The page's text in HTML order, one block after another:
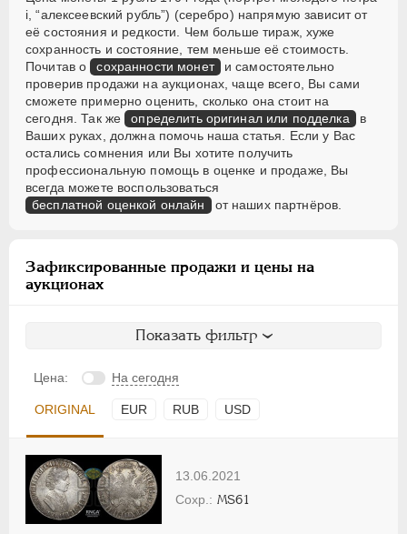
i, “алексеевский рубль”) (серебро) напрямую зависит от
её состояния и редкости. Чем больше тираж, хуже
сохранность и состояние, тем меньше её стоимость.
Почитав о сохранности монет и самостоятельно
проверив продажи на аукционах, чаще всего, Вы сами
сможете примерно оценить, сколько она стоит на
сегодня. Так же определить оригинал или подделка в
Ваших руках, должна помочь наша статья. Если у Вас
остались сомнения или Вы хотите получить
профессиональную помощь в оценке и продаже, Вы
всегда можете воспользоваться
бесплатной оценкой онлайн от наших партнёров.
Зафиксированные продажи и цены на
аукционах
Показать фильтр
Цена: На сегодня
ORIGINAL EUR RUB USD
13.06.2021
MS61